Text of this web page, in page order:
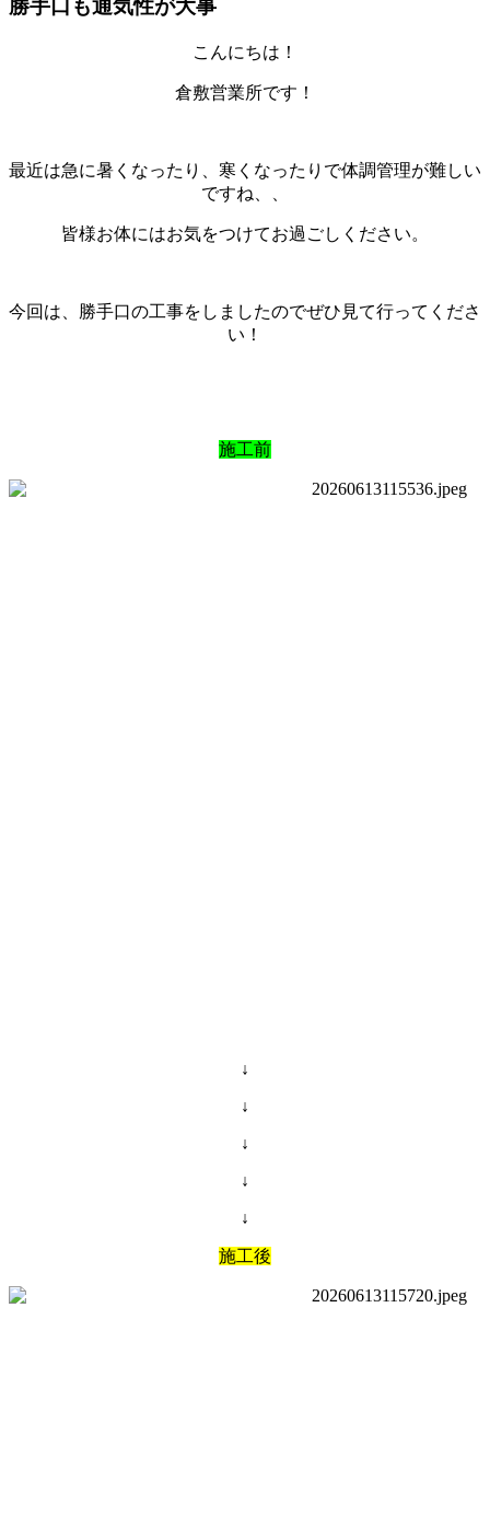
勝手口も通気性が大事
こんにちは！
倉敷営業所です！
最近は急に暑くなったり、寒くなったりで体調管理が難しい
ですね、、
皆様お体にはお気をつけてお過ごしください。
今回は、勝手口の工事をしましたのでぜひ見て行ってくださ
い！
施工前
↓
↓
↓
↓
↓
施工後